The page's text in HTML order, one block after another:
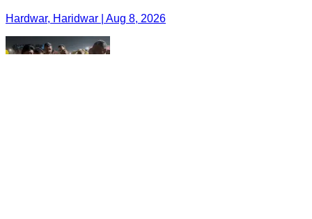
Hardwar, Haridwar | Aug 8, 2026